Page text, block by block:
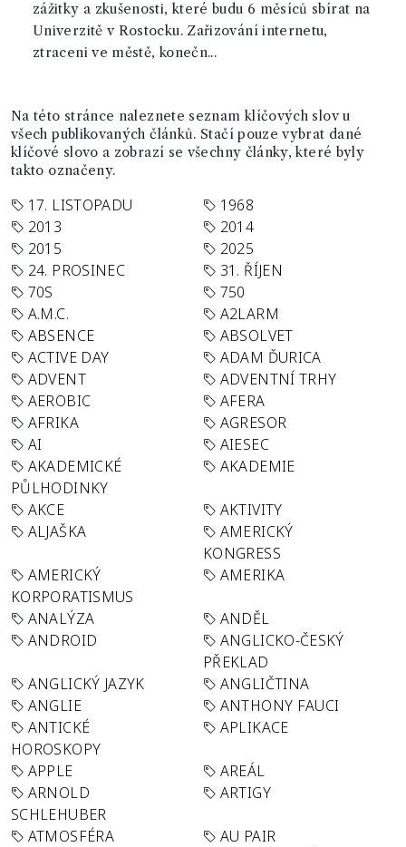
zážitky a zkušenosti, které budu 6 měsíců sbírat na
Univerzitě v Rostocku. Zařizování internetu,
ztraceni ve městě, konečn...
Na této stránce naleznete seznam klíčových slov u
všech publikovaných článků. Stačí pouze vybrat dané
klíčové slovo a zobrazí se všechny články, které byly
takto označeny.
17. LISTOPADU
1968
2013
2014
2015
2025
24. PROSINEC
31. ŘÍJEN
70S
750
A.M.C.
A2LARM
ABSENCE
ABSOLVET
ACTIVE DAY
ADAM ĎURICA
ADVENT
ADVENTNÍ TRHY
AEROBIC
AFERA
AFRIKA
AGRESOR
AI
AIESEC
AKADEMICKÉ
PŮLHODINKY
AKADEMIE
AKCE
AKTIVITY
ALJAŠKA
AMERICKÝ
KONGRESS
AMERICKÝ
KORPORATISMUS
AMERIKA
ANALÝZA
ANDĚL
ANDROID
ANGLICKO-ČESKÝ
PŘEKLAD
ANGLICKÝ JAZYK
ANGLIČTINA
ANGLIE
ANTHONY FAUCI
ANTICKÉ
HOROSKOPY
APLIKACE
APPLE
AREÁL
ARNOLD
SCHLEHUBER
ARTIGY
ATMOSFÉRA
AU PAIR